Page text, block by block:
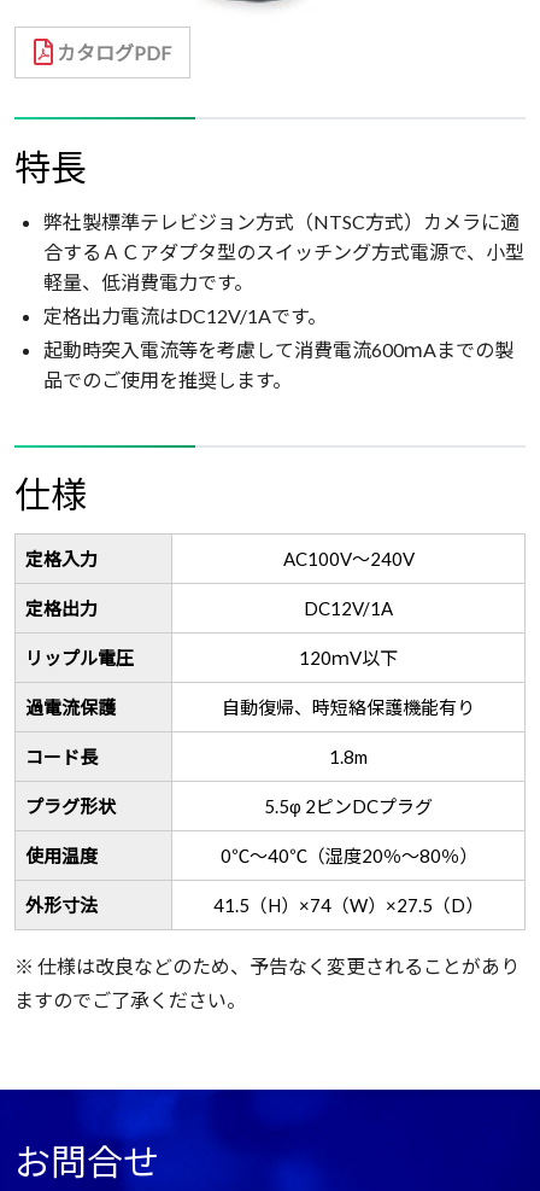
カタログPDF
特長
弊社製標準テレビジョン方式（NTSC方式）カメラに適
合するＡＣアダプタ型のスイッチング方式電源で、小型
軽量、低消費電力です。
定格出力電流はDC12V/1Aです。
起動時突入電流等を考慮して消費電流600ｍAまでの製
品でのご使用を推奨します。
仕様
定格入力 AC100V～240V
定格出力 DC12V/1A
リップル電圧 120ｍV以下
過電流保護 自動復帰、時短絡保護機能有り
コード長 1.8m
プラグ形状 5.5φ 2ピンDCプラグ
使用温度 0℃～40℃（湿度20％～80％）
外形寸法 41.5（H）×74（W）×27.5（D）
※ 仕様は改良などのため、予告なく変更されることがあり
ますのでご了承ください。
お問合せ